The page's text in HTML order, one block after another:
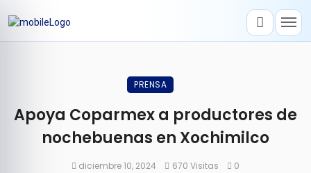
PRENSA
Apoya Coparmex a productores de
nochebuenas en Xochimilco
diciembre 10, 2024 670 Visitas 0